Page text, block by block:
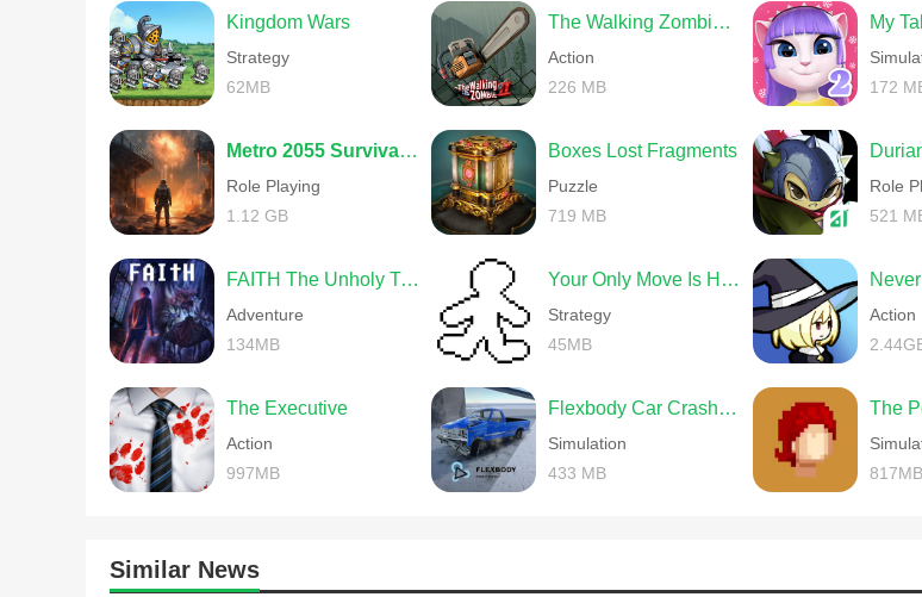
Kingdom Wars
Strategy
62MB
The Walking Zombie 2 Shooter
Action
226 MB
My
172
Metro 2055 Survival RPG
Role Playing
1.12 GB
Boxes Lost Fragments
Puzzle
719 MB
Role
521
FAITH The Unholy Trinity
Adventure
134MB
Your Only Move Is HUSTLE
Strategy
45MB
Action
The Executive
Action
997MB
Flexbody Car Crash Soft Body
Simulation
433 MB
The
817MB
Similar News